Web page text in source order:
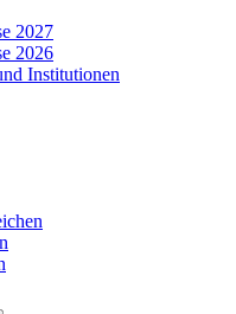
2027
2026
Institutionen